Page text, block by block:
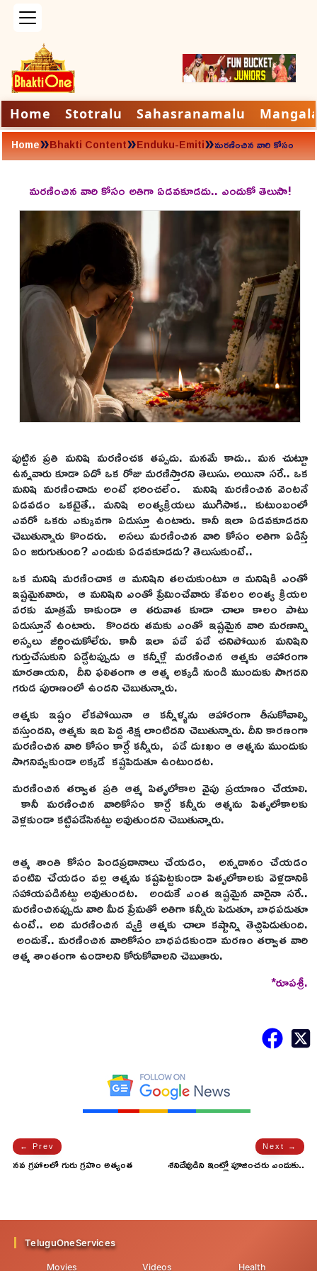
Home Stotralu Sahasranamalu
Home»Bhakti Content»Enduku-Emiti»మరణించిన వారి కోసం
అతిగా ఏడవకూడదు..
ఎందుకో తెలుసా!
మరణించిన వారి కోసం అతిగా ఏడవకూడదు.. ఎందుకో తెలుసా!
పుట్టిన ప్రతి మనిషి మరణించక తప్పదు. మనమే కాదు.. మన చుట్టూ
ఉన్నవారు కూడా ఏదో ఒక రోజు మరణిస్తారని తెలుసు. అయినా సరే.. ఒక
మనిషి మరణించాడు అంటే భరించలేం. మనిషి మరణించిన వెంటనే
ఏడవడం ఒకటైతే.. మనిషి అంత్యక్రియలు ముగిసాక.. కుటుంబంలో
ఎవరో ఒకరు ఎక్కువగా ఏడుస్తూ ఉంటారు. కానీ ఇలా ఏడవకూడదని
చెబుతున్నారు కొందరు. అసలు మరణించిన వారి కోసం అతిగా ఏడిస్తే
ఏం జరుగుతుంది? ఎందుకు ఏడవకూడదు? తెలుసుకుంటే..
ఒక మనిషి మరణించాక ఆ మనిషిని తలచుకుంటూ ఆ మనిషికి ఎంతో
ఇష్టమైనవారు, ఆ మనిషిని ఎంతో ప్రేమించేవారు కేవలం అంత్య క్రియల
వరకు మాత్రమే కాకుండా ఆ తరువాత కూడా చాలా కాలం పాటు
ఏడుస్తూనే ఉంటారు. కొందరు తమకు ఎంతో ఇష్టమైన వారి మరణాన్ని
అస్సలు జీర్ణించుకోలేరు. కానీ ఇలా పదే పదే చనిపోయిన మనిషిని
గుర్తుచేసుకుని ఏడ్చేటప్పుడు ఆ కన్నీళ్లే మరణించిన ఆత్మకు ఆహారంగా
మారతాయని, దీని ఫలితంగా ఆ ఆత్మ అక్కడి నుండి ముందుకు సాగదని
గరుడ పురాణంలో ఉందని చెబుతున్నారు.
ఆత్మకు ఇష్టం లేకపోయినా ఆ కన్నీళ్ళను ఆహారంగా తీసుకోవాల్సి
వస్తుందని, ఆత్మకు ఇది పెద్ద శిక్ష లాంటిదని చెబుతున్నారు. దీని కారణంగా
మరణించిన వారి కోసం కార్చే కన్నీరు, పడే దుఃఖం ఆ ఆత్మను ముందుకు
సాగనివ్వకుండా అక్కడే కష్టపెడుతూ ఉంటుందట.
మరణించిన తర్వాత ప్రతి ఆత్మ పితృలోకాల వైపు ప్రయాణం చేయాలి.
కానీ మరణించిన వారికోసం కార్చే కన్నీరు ఆత్మను పితృలోకాలకు
వెళ్లకుండా కట్టిపడేసినట్టు అవుతుందని చెబుతున్నారు.
ఆత్మ శాంతి కోసం పిండప్రదానాలు చేయడం, అన్నదానం చేయడం
వంటివి చేయడం వల్ల ఆత్మను కష్టపెట్టకుండా పితృలోకాలకు వెళ్లడానికి
సహాయపడినట్టు అవుతుందట. అందుకే ఎంత ఇష్టమైన వారైనా సరే..
మరణించినప్పుడు వారి మీద ప్రేమతో అతిగా కన్నీరు పెడుతూ, బాధపడుతూ
ఉంటే.. అది మరణించిన వ్యక్తి ఆత్మకు చాలా కష్టాన్ని తెచ్చిపెడుతుంది.
అందుకే.. మరణించిన వారికోసం బాధపడకుండా మరణం తర్వాత వారి
ఆత్మ శాంతంగా ఉండాలని కోరుకోవాలని చెబుతారు.
*రూపశ్రీ.
← Prev
నవ గ్రహాలలో గురు గ్రహం అత్యంత
Next →
శనిదేవుడిని ఇంట్లో పూజించరు ఎందుకు..
TeluguOneServices
Movies Videos Health